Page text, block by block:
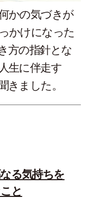
かの気づきが
かけになった
方の指針とな
生に伴走す
きました。
る気持ちを
と